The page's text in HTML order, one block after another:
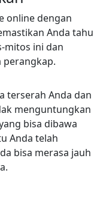
online dengan
Anda tahu
mitos ini dan
perangkap.
terserah Anda dan
menguntungkan
bisa dibawa
Anda telah
bisa merasa jauh